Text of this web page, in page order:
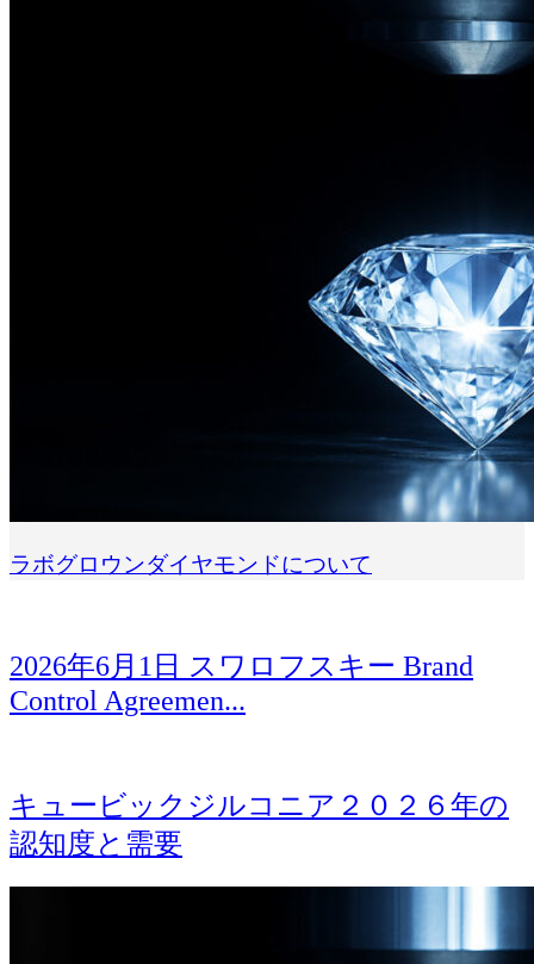
ラボグロウンダイヤモンドについて
2026年6月1日 スワロフスキー Brand
Control Agreemen...
キュービックジルコニア２０２６年の
認知度と需要